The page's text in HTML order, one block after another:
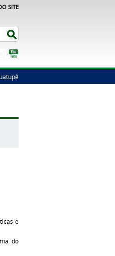
SITE
Instagram
e
do